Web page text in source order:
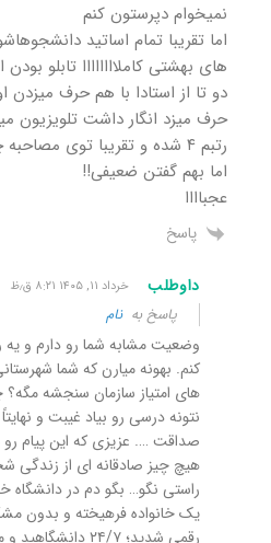
نمیخوام دپرستون کنم
اما تقریبا تمام اساتید
های بهشتی کاملاااااااا تابلو
دو تا از استادا با هم حرف
حرف میزد انگار داشت تلویزیون
رتبم ۴ شده و تقریبا توی
اما بهم گفتن ضعیفی!!
عجباااا
پاسخ
داوطلب خرداد ۱۱, ۱۴۰۵ ۸:۲۱ ق٫ظ
پاسخ بهنام
وضعیت مشابه شما رو دارم و یه
کنم. بهونه میارن که شما
های امتیاز سازمان سنجشه
نتونه درسی رو بیاد غیبت و
صداقت …. عزیزی که این پیام
هیچ چیز صادقانه ای از
راستی نگو… بگو دم در دانشگاه
یک خانواده فرهیخته و بدون
رقمی شدید؛ ۲۴/۷